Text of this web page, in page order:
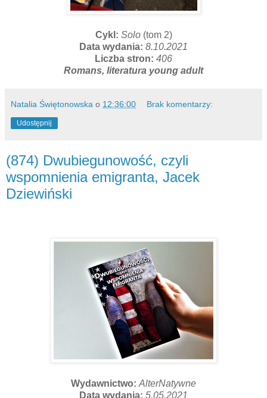
Cykl: Solo (tom 2)
Data wydania: 8.10.2021
Liczba stron: 406
Romans, literatura young adult
Natalia Świętonowska o 12:36:00 Brak komentarzy:
Udostępnij
(874) Dwubiegunowość, czyli
wspomnienia emigranta, Jacek
Dziewiński
Wydawnictwo: AlterNatywne
Data wydania: 5.05.2021